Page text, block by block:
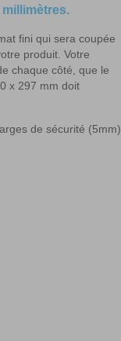
fini qui sera coupée
produit. Votre
chaque côté, que le
x 297 mm doit
de sécurité (5mm)